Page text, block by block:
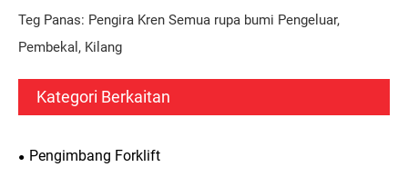
Teg Panas: Pengira Kren Semua rupa bumi Pengeluar,
Pembekal, Kilang
Kategori Berkaitan
Pengimbang Forklift